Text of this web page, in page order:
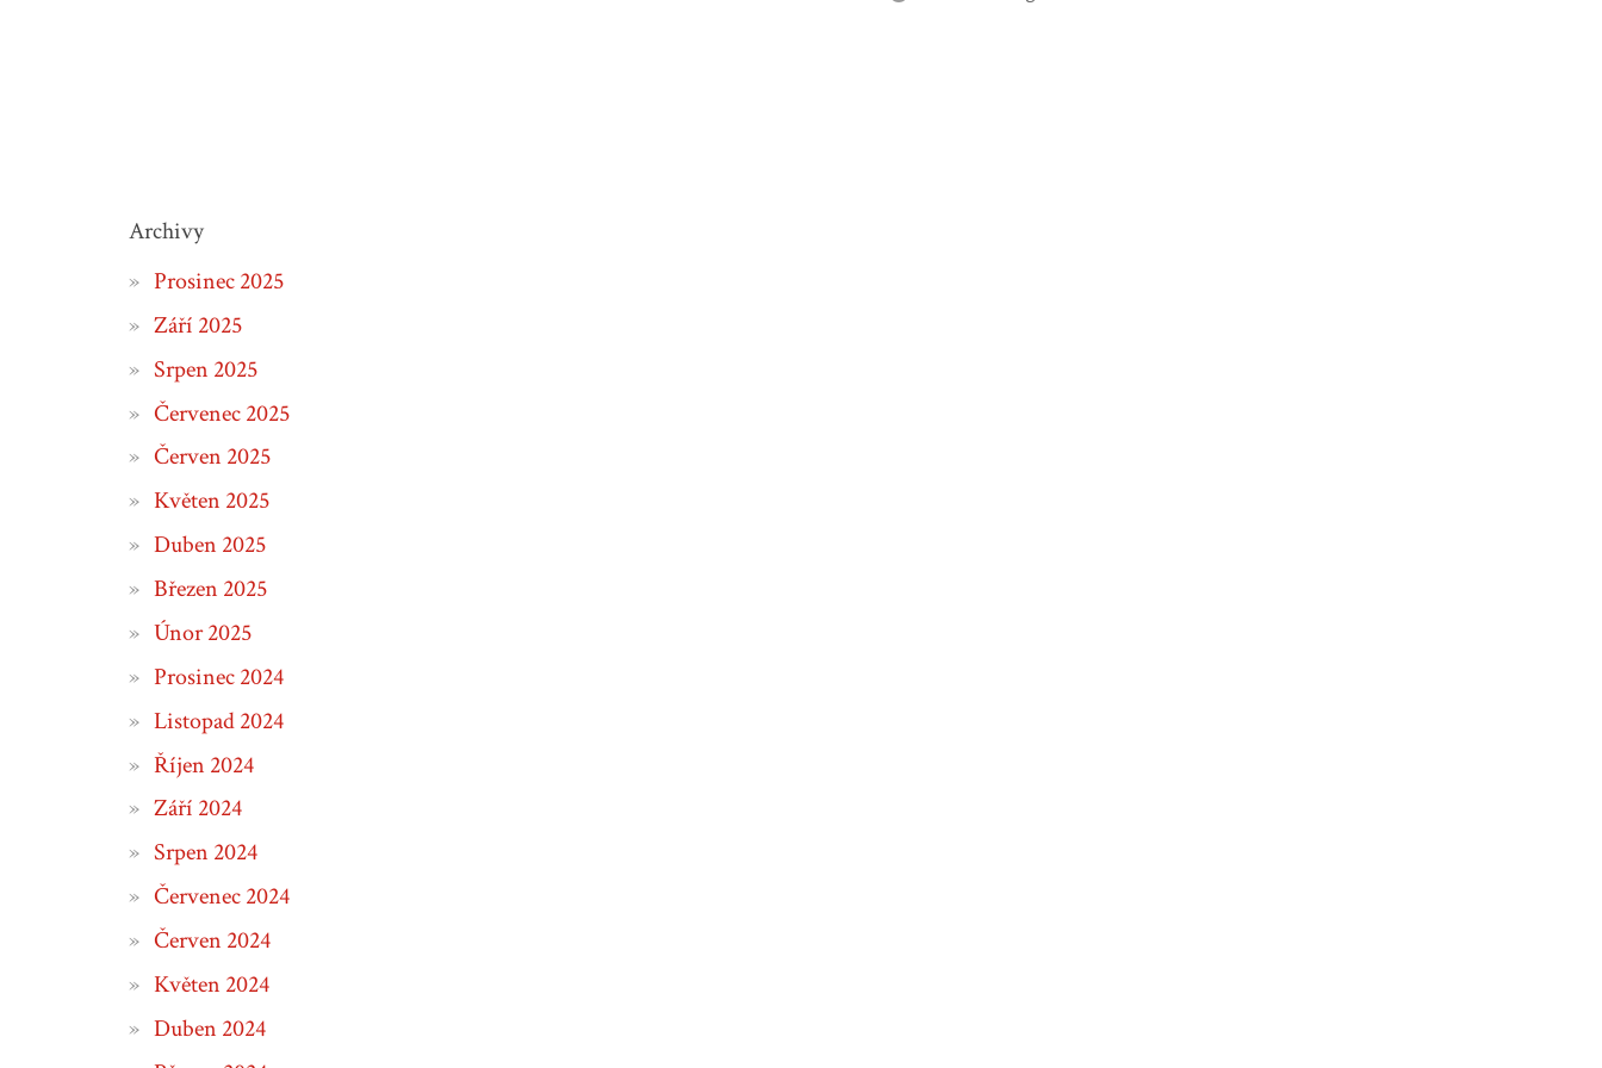
Archivy
Prosinec 2025
Září 2025
Srpen 2025
Červenec 2025
Červen 2025
Květen 2025
Duben 2025
Březen 2025
Únor 2025
Prosinec 2024
Listopad 2024
Říjen 2024
Září 2024
Srpen 2024
Červenec 2024
Červen 2024
Květen 2024
Duben 2024